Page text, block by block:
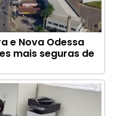
e Nova Odessa
mais seguras de